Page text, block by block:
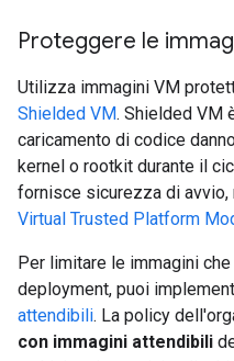
Proteggere le
Utilizza immagini VM
Shielded VM. Shielded VM
caricamento di codice
kernel o rootkit durante il
fornisce sicurezza di
Virtual Trusted Platform
Per limitare le immagini
deployment, puoi
attendibili. La policy
con immagini attendibili